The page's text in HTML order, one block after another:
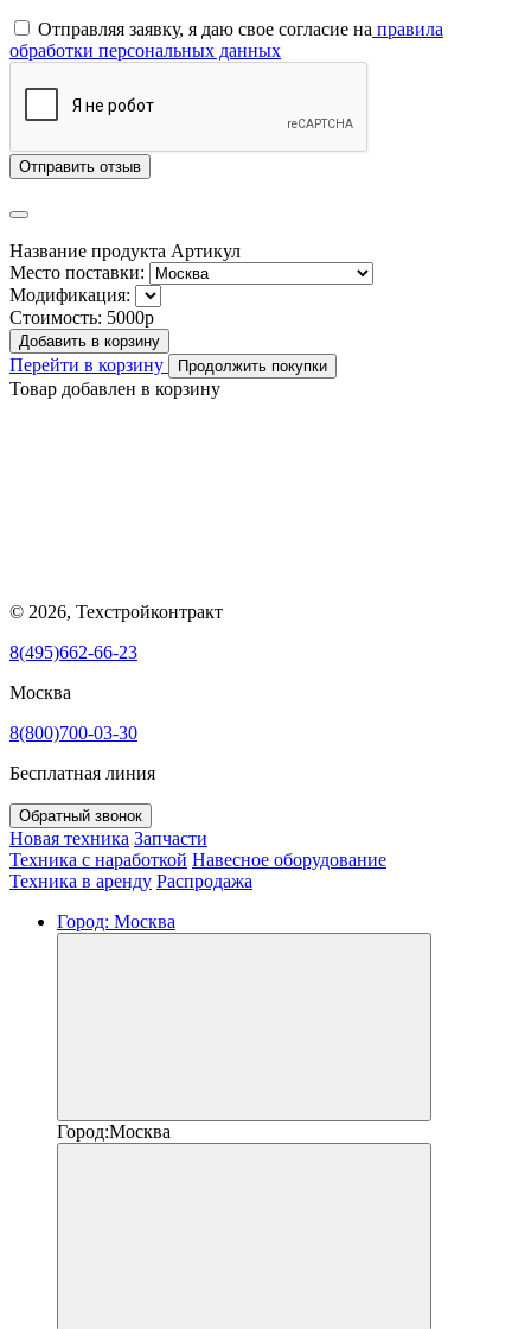
Отправляя заявку, я даю свое согласие на правила
обработки персональных данных
Отправить отзыв
Название продукта Артикул
Место поставки:
Модификация:
Стоимость: 5000р
Добавить в корзину
Перейти в корзину Продолжить покупки
Товар добавлен в корзину
© 2026, Техстройконтракт
8(495)662-66-23
Москва
8(800)700-03-30
Бесплатная линия
Обратный звонок
Новая техника Запчасти
Техника с наработкой Навесное оборудование
Техника в аренду Распродажа
Город: Москва
Город:Москва